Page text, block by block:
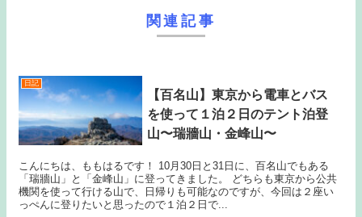
関連記事
日記
【百名山】東京から電車とバス
を使って１泊２日のテント泊登
山〜瑞牆山・金峰山〜
こんにちは、ももはるです！ 10月30日と31日に、百名山でもある
「瑞牆山」と「金峰山」に登ってきました。 どちらも東京から公共
機関を使って行ける山で、日帰りも可能なのですが、今回は２座い
っぺんに登りたいと思ったので１泊２日で...